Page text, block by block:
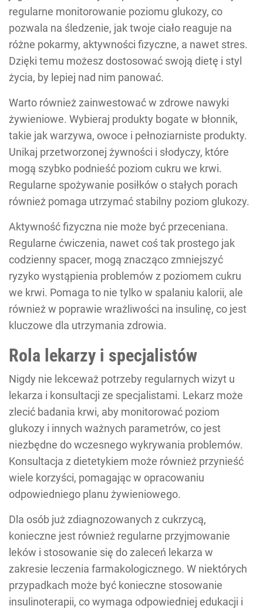
regularne monitorowanie poziomu glukozy, co
pozwala na śledzenie, jak twoje ciało reaguje na
różne pokarmy, aktywności fizyczne, a nawet stres.
Dzięki temu możesz dostosować swoją dietę i styl
życia, by lepiej nad nim panować.
Warto również zainwestować w zdrowe nawyki
żywieniowe. Wybieraj produkty bogate w błonnik,
takie jak warzywa, owoce i pełnoziarniste produkty.
Unikaj przetworzonej żywności i słodyczy, które
mogą szybko podnieść poziom cukru we krwi.
Regularne spożywanie posiłków o stałych porach
również pomaga utrzymać stabilny poziom glukozy.
Aktywność fizyczna nie może być przeceniana.
Regularne ćwiczenia, nawet coś tak prostego jak
codzienny spacer, mogą znacząco zmniejszyć
ryzyko wystąpienia problemów z poziomem cukru
we krwi. Pomaga to nie tylko w spalaniu kalorii, ale
również w poprawie wrażliwości na insulinę, co jest
kluczowe dla utrzymania zdrowia.
Rola lekarzy i specjalistów
Nigdy nie lekceważ potrzeby regularnych wizyt u
lekarza i konsultacji ze specjalistami. Lekarz może
zlecić badania krwi, aby monitorować poziom
glukozy i innych ważnych parametrów, co jest
niezbędne do wczesnego wykrywania problemów.
Konsultacja z dietetykiem może również przynieść
wiele korzyści, pomagając w opracowaniu
odpowiedniego planu żywieniowego.
Dla osób już zdiagnozowanych z cukrzycą,
konieczne jest również regularne przyjmowanie
leków i stosowanie się do zaleceń lekarza w
zakresie leczenia farmakologicznego. W niektórych
przypadkach może być konieczne stosowanie
insulinoterapii, co wymaga odpowiedniej edukacji i